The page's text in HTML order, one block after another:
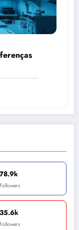
78.9k
Followers
35.6k
Followers